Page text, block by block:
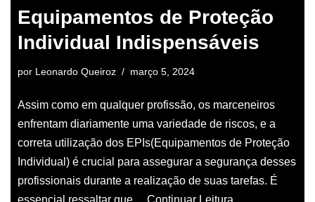
Equipamentos de Proteção
Individual Indispensáveis
por Leonardo Queiroz março 5, 2024
Assim como em qualquer profissão, os marceneiros
enfrentam diariamente uma variedade de riscos, e a
correta utilização dos EPIs(Equipamentos de Proteção
Individual) é crucial para assegurar a segurança desses
profissionais durante a realização de suas tarefas. É
essencial ressaltar que… Continuar Leitura…